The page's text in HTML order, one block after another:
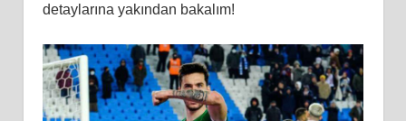
detaylarına yakından bakalım!